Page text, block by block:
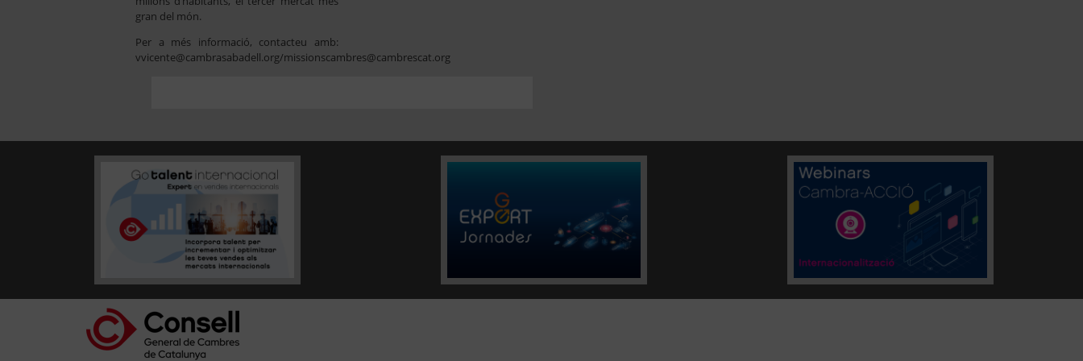
gran del món.
Per a més informació, contacteu amb:
vvicente@cambrasabadell.org/missionscambres@cambrescat.org